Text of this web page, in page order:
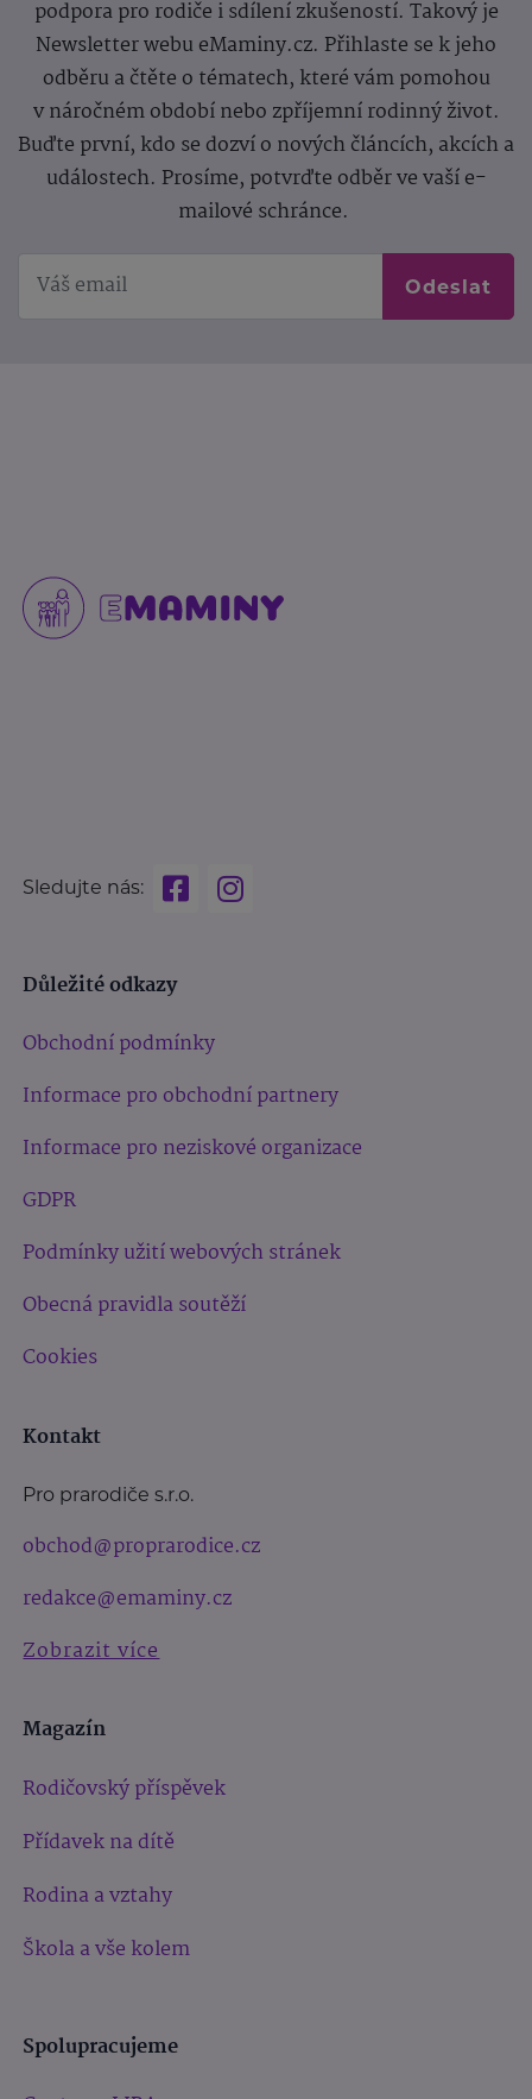
podpora pro rodiče i sdílení zkušeností. Takový je
Newsletter webu eMaminy.cz. Přihlaste se k jeho
odběru a čtěte o tématech, které vám pomohou
v náročném období nebo zpříjemní rodinný život.
Buďte první, kdo se dozví o nových článcích, akcích a
událostech. Prosíme, potvrďte odběr ve vaší e-
mailové schránce.
Odeslat
Sledujte nás:
Důležité odkazy
Obchodní podmínky
Informace pro obchodní partnery
Informace pro neziskové organizace
GDPR
Podmínky užití webových stránek
Obecná pravidla soutěží
Cookies
Kontakt
Pro prarodiče s.r.o.
obchod@proprarodice.cz
redakce@emaminy.cz
Zobrazit více
Magazín
Rodičovský příspěvek
Přídavek na dítě
Rodina a vztahy
Škola a vše kolem
Spolupracujeme